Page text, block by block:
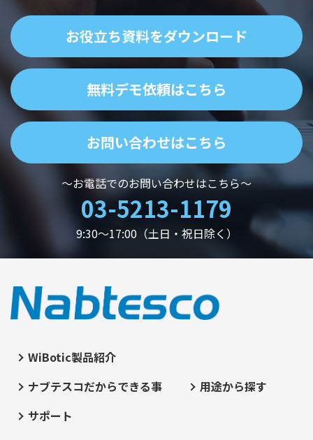
お役立ち資料をダウンロード
無料デモ依頼はこちら
お問い合わせはこちら
～お電話でのお問い合わせはこちら～
03-5213-1179
9:30～17:00（土日・祝日除く）
WiBotic製品紹介
ナブテスコだからできる事
用途から探す
サポート